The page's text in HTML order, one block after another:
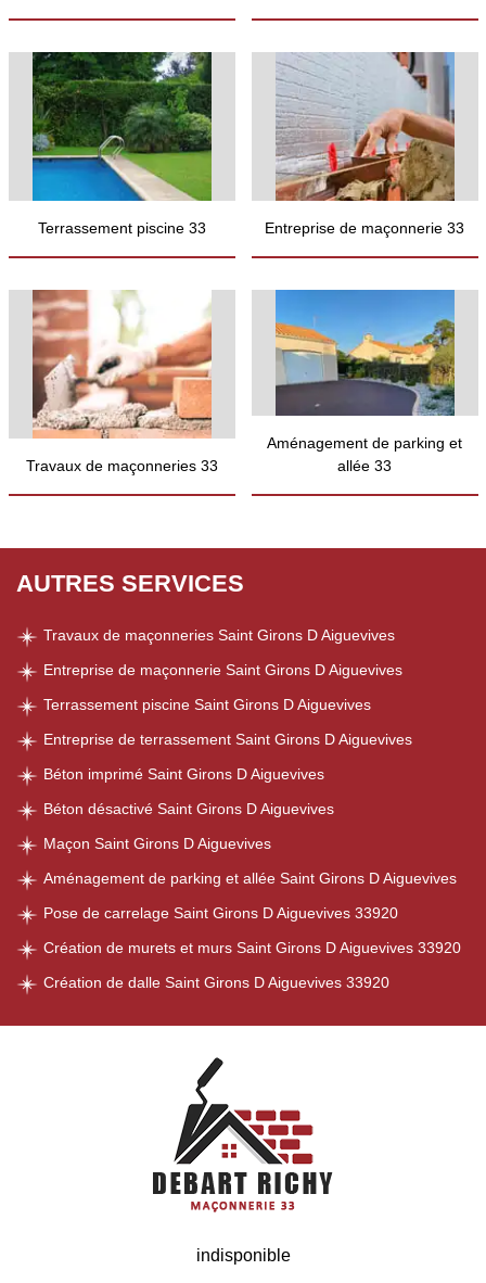
Terrassement piscine 33 Entreprise de maçonnerie 33
Travaux de maçonneries 33
Aménagement de parking et
allée 33
AUTRES SERVICES
Travaux de maçonneries Saint Girons D Aiguevives
Entreprise de maçonnerie Saint Girons D Aiguevives
Terrassement piscine Saint Girons D Aiguevives
Entreprise de terrassement Saint Girons D Aiguevives
Béton imprimé Saint Girons D Aiguevives
Béton désactivé Saint Girons D Aiguevives
Maçon Saint Girons D Aiguevives
Aménagement de parking et allée Saint Girons D Aiguevives
Pose de carrelage Saint Girons D Aiguevives 33920
Création de murets et murs Saint Girons D Aiguevives 33920
Création de dalle Saint Girons D Aiguevives 33920
indisponible